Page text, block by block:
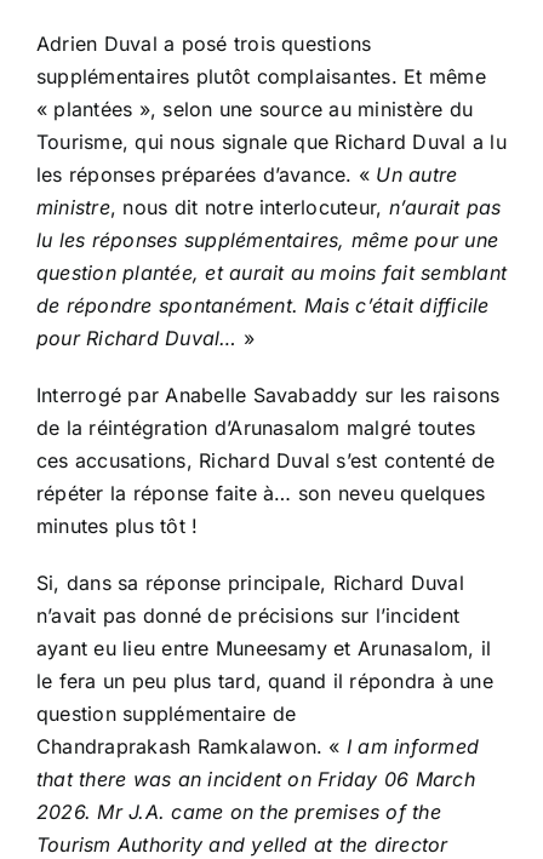
Adrien Duval a posé trois questions
supplémentaires plutôt complaisantes. Et même
« plantées », selon une source au ministère du
Tourisme, qui nous signale que Richard Duval a lu
les réponses préparées d’avance. « Un autre
ministre, nous dit notre interlocuteur, n’aurait pas
lu les réponses supplémentaires, même pour une
question plantée, et aurait au moins fait semblant
de répondre spontanément. Mais c’était difficile
pour Richard Duval… »
Interrogé par Anabelle Savabaddy sur les raisons
de la réintégration d’Arunasalom malgré toutes
ces accusations, Richard Duval s’est contenté de
répéter la réponse faite à… son neveu quelques
minutes plus tôt !
Si, dans sa réponse principale, Richard Duval
n’avait pas donné de précisions sur l’incident
ayant eu lieu entre Muneesamy et Arunasalom, il
le fera un peu plus tard, quand il répondra à une
question supplémentaire de
Chandraprakash Ramkalawon. « I am informed
that there was an incident on Friday 06 March
2026. Mr J.A. came on the premises of the
Tourism Authority and yelled at the director